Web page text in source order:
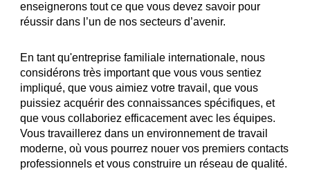
enseignerons tout ce que vous devez savoir pour
réussir dans l’un de nos secteurs d’avenir.
En tant qu'entreprise familiale internationale, nous
considérons très important que vous vous sentiez
impliqué, que vous aimiez votre travail, que vous
puissiez acquérir des connaissances spécifiques, et
que vous collaboriez efficacement avec les équipes.
Vous travaillerez dans un environnement de travail
moderne, où vous pourrez nouer vos premiers contacts
professionnels et vous construire un réseau de qualité.